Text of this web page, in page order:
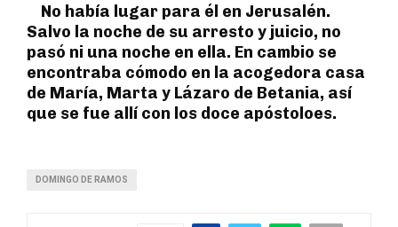
No había lugar para él en Jerusalén.
Salvo la noche de su arresto y juicio, no
pasó ni una noche en ella. En cambio se
encontraba cómodo en la acogedora casa
de María, Marta y Lázaro de Betania, así
que se fue allí con los doce apóstoloes.
DOMINGO DE RAMOS